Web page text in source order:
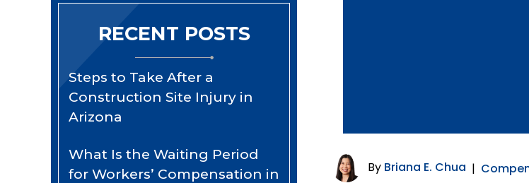
By Briana E. Chua |
RECENT POSTS
Steps to Take After a
Construction Site Injury in
Arizona
What Is the Waiting Period
for Workers’ Compensation in